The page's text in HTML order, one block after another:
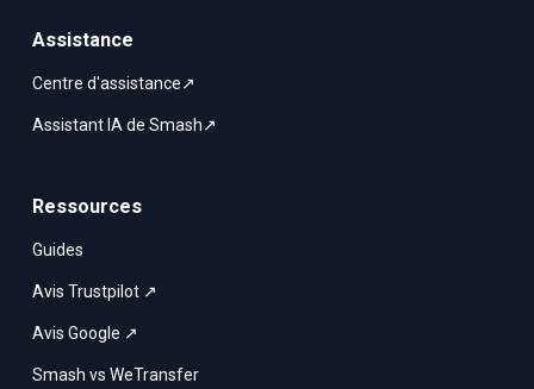
Assistance
Centre d'assistance↗
Assistant IA de Smash↗
Ressources
Guides
Avis Trustpilot ↗
Avis Google ↗
Smash vs WeTransfer